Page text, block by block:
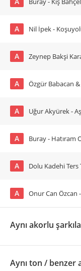
A Nil İpek -
A Zeynep Bakşi
A Özgür Babacan
A Uğur Akyürek -
A Buray - Hatıram
A Dolu Kadehi
A Onur Can Özcan
Aynı akorlu
Aynı ton / benzer